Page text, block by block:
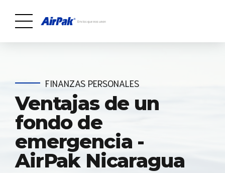
FINANZAS PERSONALES
Ventajas de un
fondo de
emergencia -
AirPak Nicaragua